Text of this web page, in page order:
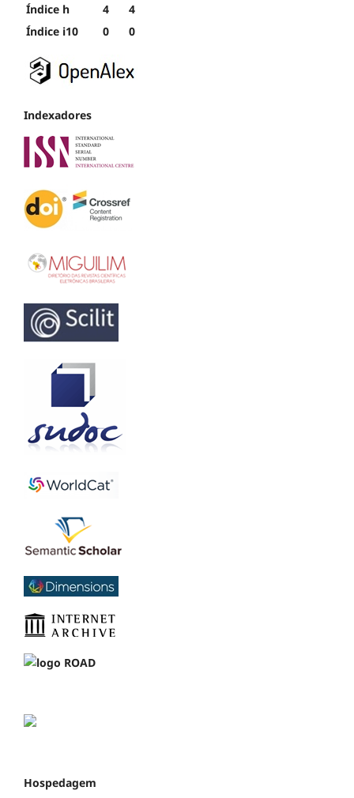
Índice h 4
4
Índice i10
0 0
Indexadores
Hospedagem